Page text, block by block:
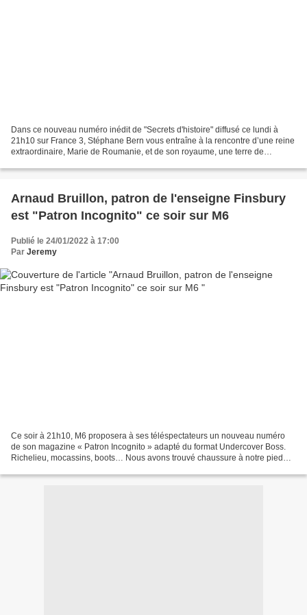
Dans ce nouveau numéro inédit de "Secrets d'histoire" diffusé ce lundi à
21h10 sur France 3, Stéphane Bern vous entraîne à la rencontre d’une reine
extraordinaire, Marie de Roumanie, et de son royaume, une terre de
Arnaud Bruillon, patron de l'enseigne Finsbury
est "Patron Incognito" ce soir sur M6
Publié le 24/01/2022 à 17:00
Par Jeremy
Ce soir à 21h10, M6 proposera à ses téléspectateurs un nouveau numéro
de son magazine « Patron Incognito » adapté du format Undercover Boss.
Richelieu, mocassins, boots… Nous avons trouvé chaussure à notre pied